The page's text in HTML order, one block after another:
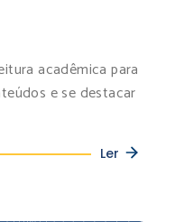
acadêmica para
e se destacar
Ler